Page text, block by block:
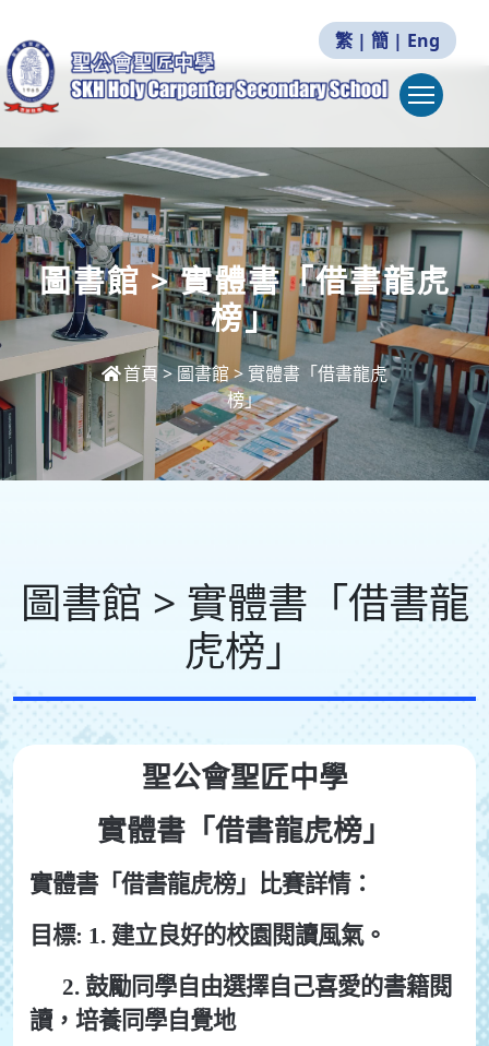
繁 | 簡 | Eng
圖書館 > 實體書「借書龍虎
榜」
首頁>圖書館 > 實體書「借書龍虎
榜」
圖書館 > 實體書「借書龍
虎榜」
聖公會聖匠中學
實體書「借書龍虎榜」
實體書「借書龍虎榜」比賽詳情：
目標: 1. 建立良好的校園閱讀風氣。
2. 鼓勵同學自由選擇自己喜愛的書籍閱
讀，培養同學自覺地